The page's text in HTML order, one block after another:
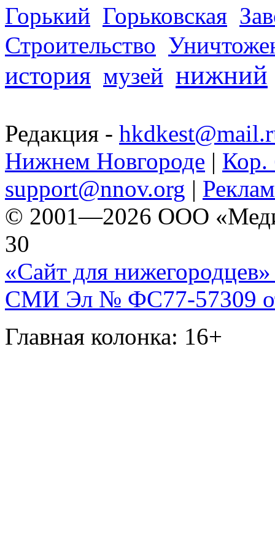
Горький Горьковская
Строительство
история музей нижний
Редакция -
Нижнем Новгороде | Кор.
support@nnov.org |
© 2001—2026 ООО
30
«Сайт для нижегородцев»
СМИ Эл № ФС77-57309
Главная колонка: 16+